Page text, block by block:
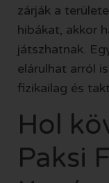
zárják a
hibákat, akkor
játszhatnak.
elárulhat arról
fizikailag és
Hol
Paksi